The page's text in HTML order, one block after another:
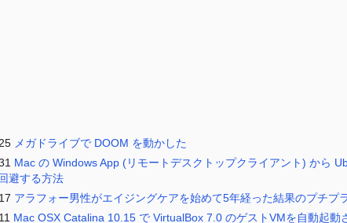
メガドライブで DOOM を動かした
Mac の Windows App (リモートデスクトップクライアント) から
避する方法
アラフォー男性がエイジングケアを始めて5年経った結果のプチプ
Mac OSX Catalina 10.15 で VirtualBox 7.0 のゲストVMを自動起動